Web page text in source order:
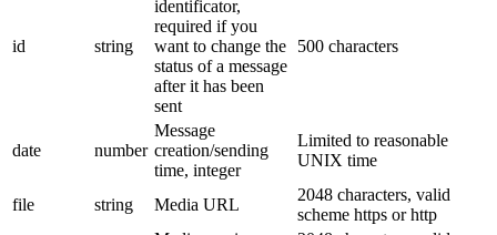
id string
identificator,
required if you
want to change the
status of a message
after it has been
sent
500 characters
date number
Message
creation/sending
time, integer
Limited to reasonable
UNIX time
file string Media URL
2048 characters, valid
scheme https or http